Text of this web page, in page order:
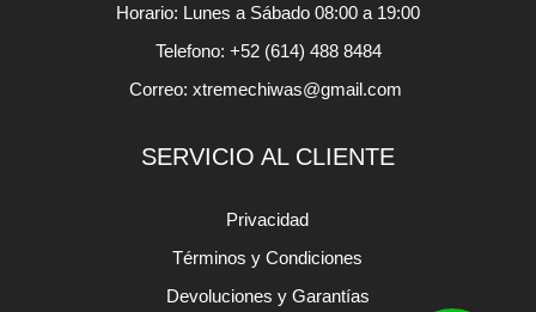
Horario: Lunes a Sábado 08:00 a 19:00
Telefono: +52 (614) 488 8484
Correo: xtremechiwas@gmail.com
SERVICIO AL CLIENTE
Privacidad
Términos y Condiciones
Devoluciones y Garantías